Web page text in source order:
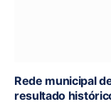
Rede municipal
resultado